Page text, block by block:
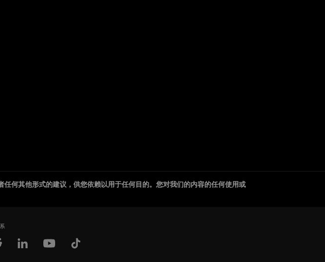
何其他形式的建议，供您依赖以用于任何目的。您对我们的内容的任何使用或